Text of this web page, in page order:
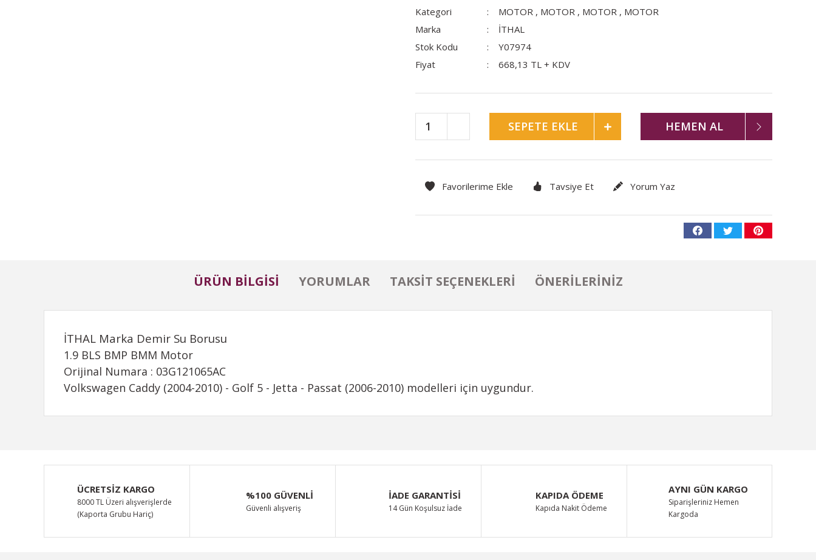
Kategori MOTOR , MOTOR , MOTOR , MOTOR
Marka
İTHAL
Stok Kodu
Y07974
Fiyat
668,13 TL + KDV
SEPETE EKLE HEMEN AL
Tavsiye Et Yorum Yaz
ÜRÜN BILGISI YORUMLAR TAKSIT SEÇENEKLERI ÖNERILERINIZ
İTHAL Marka Demir Su Borusu
1.9 BLS BMP BMM Motor
Orijinal Numara : 03G121065AC
Volkswagen Caddy (2004-2010) - Golf 5 - Jetta - Passat (2006-2010) modelleri için uygundur.
Yorum Yaz
Ürün resmi kalitesiz, bozuk veya görüntülenemiyor.
Ürün açıklamasında eksik bilgiler bulunuyor.
Ürün bilgilerinde hatalar bulunuyor.
Ürün fiyatı diğer sitelerden daha pahalı.
ÜCRETSİZ KARGO
8000 TL Üzeri alışverişlerde
(Kaporta Grubu Hariç)
%100 GÜVENLİ
Güvenli alışveriş
İADE GARANTİSİ
14 Gün Koşulsuz İade
KAPIDA ÖDEME
Kapıda Nakit Ödeme
AYNI GÜN KARGO
Siparişleriniz Hemen
Kargoda